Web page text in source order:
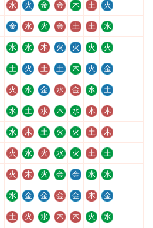
水 火 金 金 木 土 火
金 水 火 金 土 土 水
水 水 木 火 火 火 火
土 火 土 土 木 火 金
火 水 金 水 金 水 土
水 土 水 木 水 木 木
水 木 土 火 火 土 木
火 水 火 水 火 土 土
火 木 火 金 金 水 水
水 金 金 金 金 木 金
土 火 水 木 木 火 水